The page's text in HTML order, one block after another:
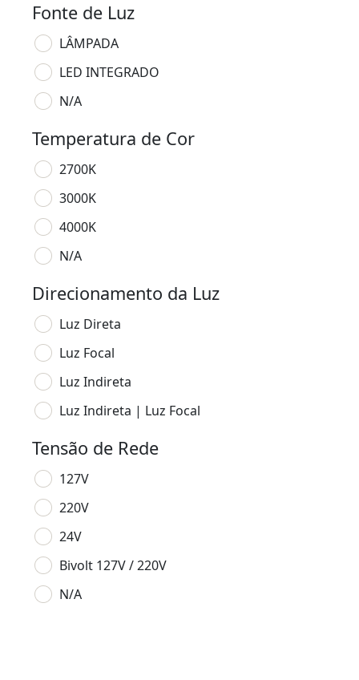
Fonte de Luz
LÂMPADA
LED INTEGRADO
N/A
Temperatura de Cor
2700K
3000K
4000K
N/A
Direcionamento da Luz
Luz Direta
Luz Focal
Luz Indireta
Luz Indireta | Luz Focal
Tensão de Rede
127V
220V
24V
Bivolt 127V / 220V
N/A